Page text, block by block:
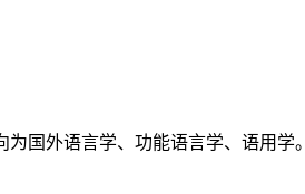
国外语言学、功能语言学、语用学。